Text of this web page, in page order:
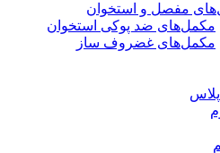
مفصل و استخوان
مکمل‌های ضد پوکی استخوان
مکمل‌های غضروف ساز